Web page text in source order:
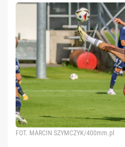
FOT. MARCIN SZYMCZYK/400mm.pl